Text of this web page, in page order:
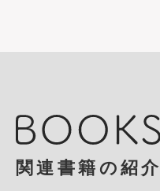
関連書籍の紹介